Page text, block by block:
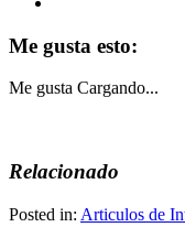
Me gusta esto:
Me gusta Cargando...
Relacionado
Posted in: Articulos de